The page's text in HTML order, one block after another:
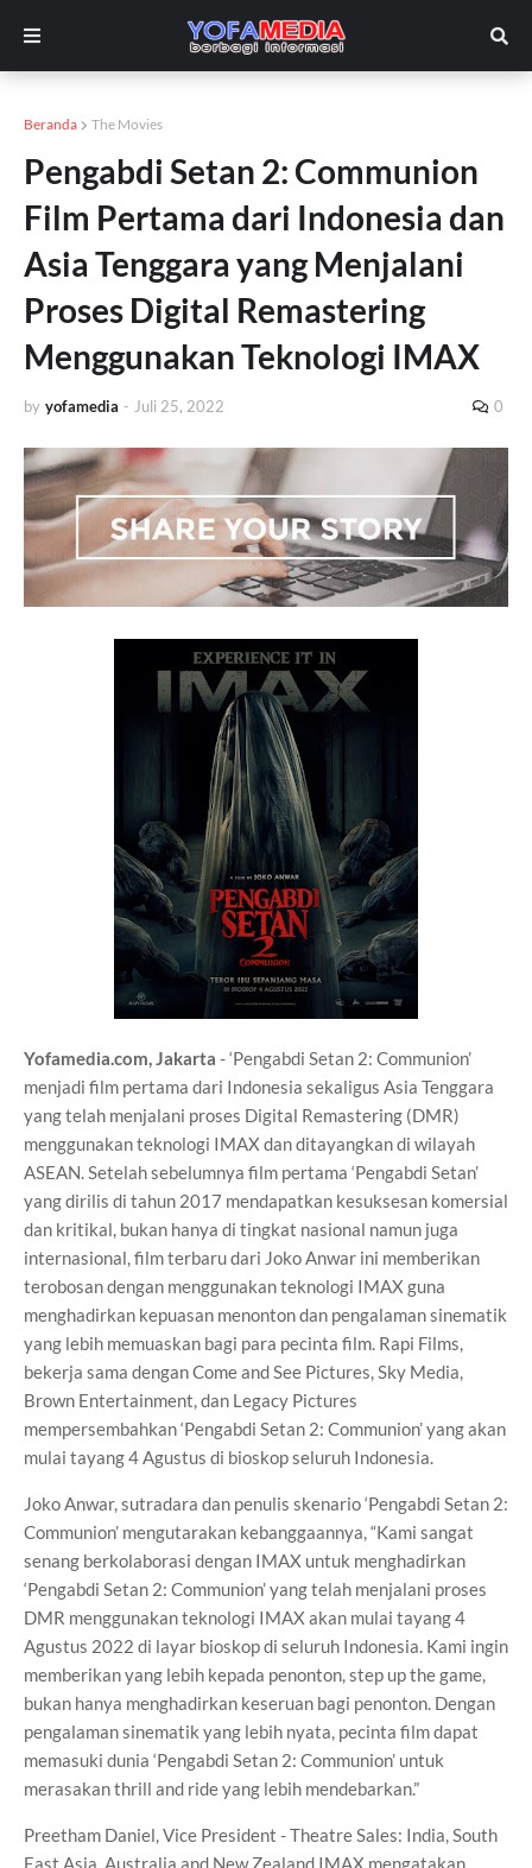
Beranda The Movies
Pengabdi Setan 2: Communion
Film Pertama dari Indonesia dan
Asia Tenggara yang Menjalani
Proses Digital Remastering
Menggunakan Teknologi IMAX
by yofamedia - Juli 25, 2022 0
Yofamedia.com, Jakarta - ‘Pengabdi Setan 2: Communion’
menjadi film pertama dari Indonesia sekaligus Asia Tenggara
yang telah menjalani proses Digital Remastering (DMR)
menggunakan teknologi IMAX dan ditayangkan di wilayah
ASEAN. Setelah sebelumnya film pertama ‘Pengabdi Setan’
yang dirilis di tahun 2017 mendapatkan kesuksesan komersial
dan kritikal, bukan hanya di tingkat nasional namun juga
internasional, film terbaru dari Joko Anwar ini memberikan
terobosan dengan menggunakan teknologi IMAX guna
menghadirkan kepuasan menonton dan pengalaman sinematik
yang lebih memuaskan bagi para pecinta film. Rapi Films,
bekerja sama dengan Come and See Pictures, Sky Media,
Brown Entertainment, dan Legacy Pictures
mempersembahkan ‘Pengabdi Setan 2: Communion’ yang akan
mulai tayang 4 Agustus di bioskop seluruh Indonesia.
Joko Anwar, sutradara dan penulis skenario ‘Pengabdi Setan 2:
Communion’ mengutarakan kebanggaannya, “Kami sangat
senang berkolaborasi dengan IMAX untuk menghadirkan
‘Pengabdi Setan 2: Communion’ yang telah menjalani proses
DMR menggunakan teknologi IMAX akan mulai tayang 4
Agustus 2022 di layar bioskop di seluruh Indonesia. Kami ingin
memberikan yang lebih kepada penonton, step up the game,
bukan hanya menghadirkan keseruan bagi penonton. Dengan
pengalaman sinematik yang lebih nyata, pecinta film dapat
memasuki dunia ‘Pengabdi Setan 2: Communion’ untuk
merasakan thrill and ride yang lebih mendebarkan.”
Preetham Daniel, Vice President - Theatre Sales: India, South
East Asia, Australia and New Zealand IMAX mengatakan